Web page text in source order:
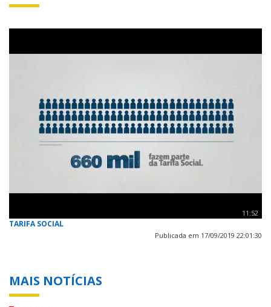
11:52
TARIFA SOCIAL
Publicada em 17/09/2019 22:01:30
MAIS NOTÍCIAS